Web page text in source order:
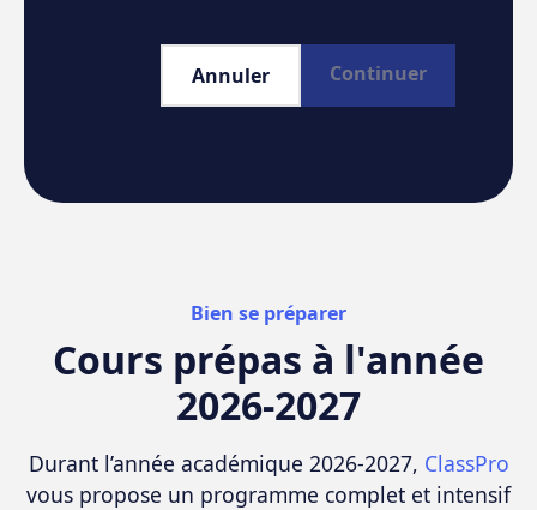
Annuler Continuer
Bien se préparer
Cours prépas à l'année
2026-2027
Durant l’année académique 2026-2027, ClassPro
vous propose un programme complet et intensif